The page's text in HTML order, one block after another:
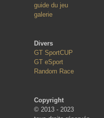
guide du jeu
galerie
Divers
GT SportCUP
GT eSport
Random Race
Copyright
© 2013 - 2023